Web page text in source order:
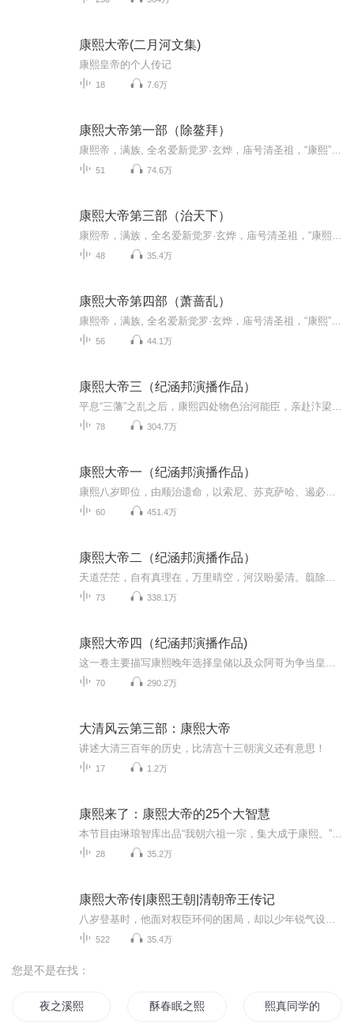
康熙大帝(二月河文集)
康熙皇帝的个人传记
18 7.6万
康熙大帝第一部（除鳌拜）
51 74.6万
康熙大帝第三部（治天下）
48 35.4万
康熙大帝第四部（萧蔷乱）
56 44.1万
康熙大帝三（纪涵邦演播作品）
78 304.7万
康熙大帝一（纪涵邦演播作品）
60 451.4万
康熙大帝二（纪涵邦演播作品）
73 338.1万
康熙大帝四（纪涵邦演播作品)
70 290.2万
大清风云第三部：康熙大帝
讲述大清三百年的历史，比清宫十三朝演义还有意思！
17 1.2万
康熙来了：康熙大帝的25个大智慧
28 35.2万
康熙大帝传|康熙王朝|清朝帝王传记
522 35.4万
您是不是在找：
夜之溪熙 酥春眠之熙月无双 熙真同学的黑白道